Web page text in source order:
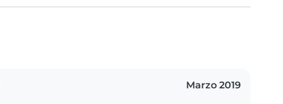
Marzo 2019